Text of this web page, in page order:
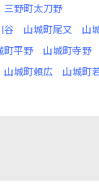
三野町太刀野
谷 山城町尾又
山
町平野
山城町寺野
山城町頼広
山城町